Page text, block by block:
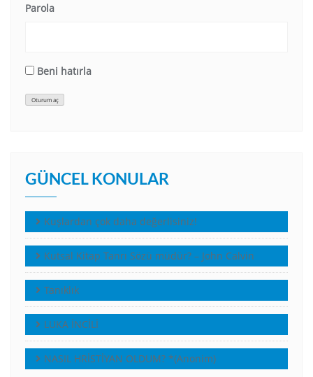
Parola
Beni hatırla
Oturum aç
GÜNCEL KONULAR
Kuşlardan çok daha değerlisiniz!
Kutsal Kitap Tanrı Sözü müdür? – John Calvin
Tanıklık
LUKA İNCİLİ
NASIL HRİSTİYAN OLDUM? *(Anonim)